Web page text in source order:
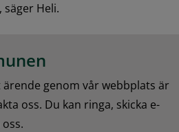
Heli.
genom vår webbplats är
oss. Du kan ringa, skicka e-